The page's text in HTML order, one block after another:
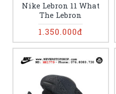
Nike Lebron 11 What
The Lebron
1.350.000đ